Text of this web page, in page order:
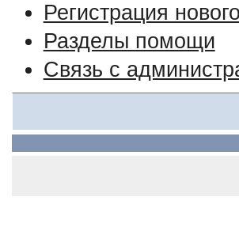
Регистрация
Разделы помощи
Связь с